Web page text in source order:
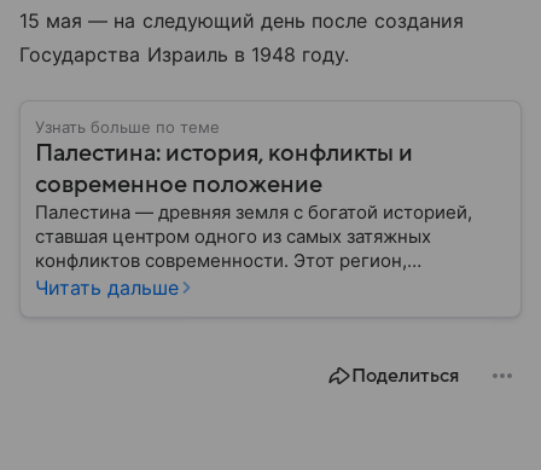
15 мая — на следующий день после создания
Государства Израиль в 1948 году.
Узнать больше по теме
Палестина: история, конфликты и
современное положение
Палестина — древняя земля с богатой историей,
ставшая центром одного из самых затяжных
конфликтов современности. Этот регион,
священный для трех мировых религий, уже более
международного признания и права на
Читать дальше
Поделиться